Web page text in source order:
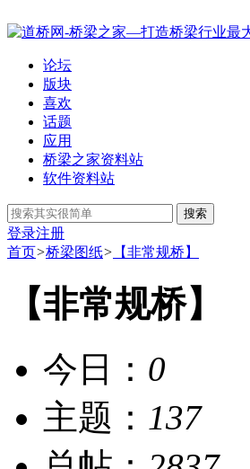
论坛
版块
喜欢
话题
应用
桥梁之家资料站
软件资料站
搜索
登录注册
首页>桥梁图纸> 【非常规桥】
【非常规桥】
今日： 0
主题： 137